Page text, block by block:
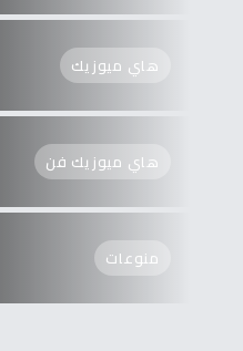
هاي ميوزيك
هاي ميوزيك فن
منوعات